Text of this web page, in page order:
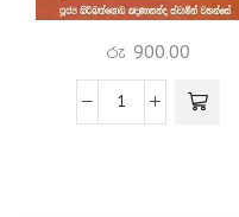
රු 900.00